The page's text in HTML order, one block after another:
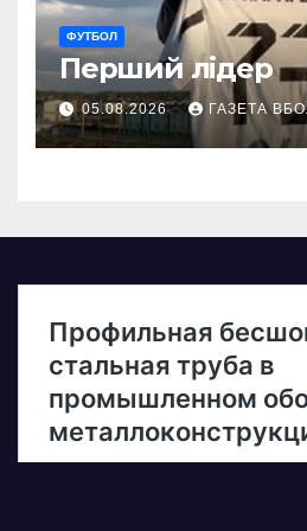
ФУТБОЛ
Перший лідер
05.08.2026 ГАЗЕТА